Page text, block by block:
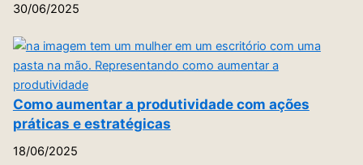
30/06/2025
Como aumentar a produtividade com ações
práticas e estratégicas
18/06/2025